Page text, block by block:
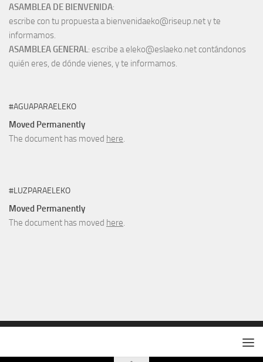
ASAMBLEA DE BIENVENIDA:
escribe con tu propuesta a bienvenidaeko@riseup.net y te
informamos.
ASAMBLEA GENERAL: escribe a eleko@eslaeko.net contándonos
quién eres, de dónde vienes, y te informamos.
#AGUAPARAELEKO
Moved Permanently
The document has moved here.
#LUZPARAELEKO
Moved Permanently
The document has moved here.